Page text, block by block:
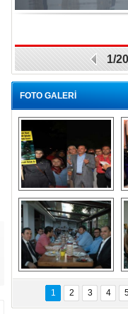
1/20
FOTO GALERİ
Gölbaşı GAZZE
İÇİN YÜRÜDÜ
Kaymakamlıktan
iftar yemeği
1 2 3 4